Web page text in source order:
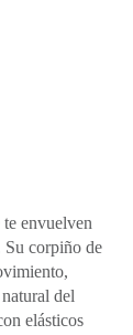
te envuelven
Su corpiño de
del
elásticos